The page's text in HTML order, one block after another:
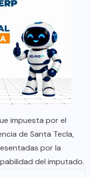
impuesta por el
de Santa Tecla,
por la
del imputado.